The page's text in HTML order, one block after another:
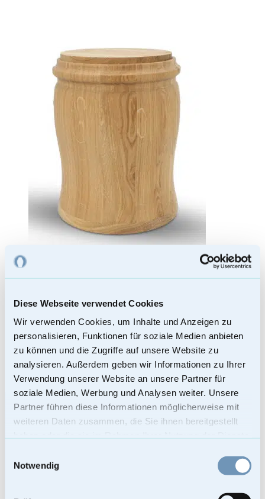
Diese Webseite verwendet Cookies
Wir verwenden Cookies, um Inhalte und Anzeigen zu
personalisieren, Funktionen für soziale Medien anbieten
zu können und die Zugriffe auf unsere Website zu
analysieren. Außerdem geben wir Informationen zu Ihrer
Verwendung unserer Website an unsere Partner für
soziale Medien, Werbung und Analysen weiter. Unsere
Partner führen diese Informationen möglicherweise mit
weiteren Daten zusammen, die Sie ihnen bereitgestellt
Notwendig
Die
Optionen
können
auf
der
gewählt
werden
Enthält 19% Mehrwertsteuer
Kostenloser Versand
Lieferzeit: Sofort lieferbar
Bei Lieferungen in Nicht-EU-Länder können zusätzliche Zölle, Steuern
und Gebühren anfallen.In den Warenkorb
Footer
mementi-urnen
AUSGEZEICHNET.ORG
Bio-Urnen
Holzurnen – Urnen aus Holz